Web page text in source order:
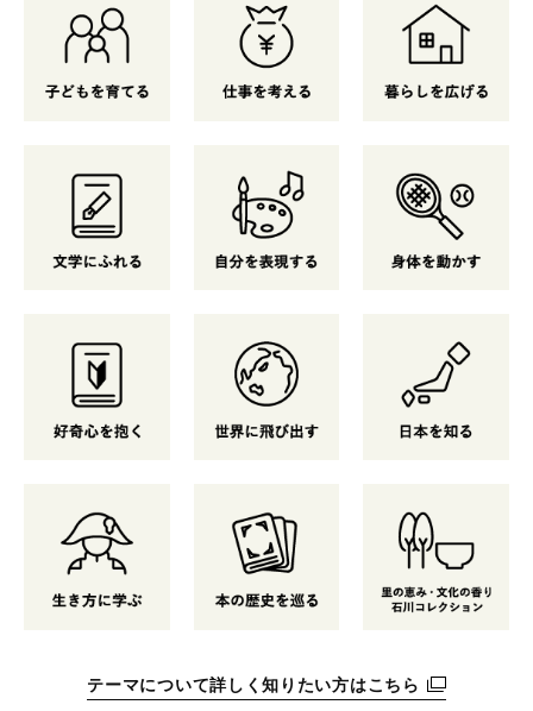
テーマについて詳しく知りたい方はこちら